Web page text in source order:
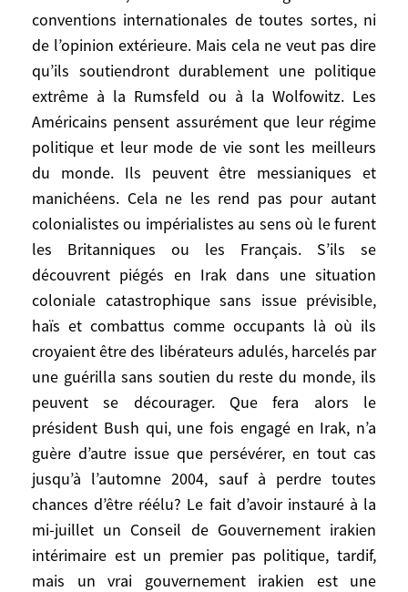
conventions internationales de toutes sortes, ni
de l’opinion extérieure. Mais cela ne veut pas dire
qu’ils soutiendront durablement une politique
extrême à la Rumsfeld ou à la Wolfowitz. Les
Américains pensent assurément que leur régime
politique et leur mode de vie sont les meilleurs
du monde. Ils peuvent être messianiques et
manichéens. Cela ne les rend pas pour autant
colonialistes ou impérialistes au sens où le furent
les Britanniques ou les Français. S’ils se
découvrent piégés en Irak dans une situation
coloniale catastrophique sans issue prévisible,
haïs et combattus comme occupants là où ils
croyaient être des libérateurs adulés, harcelés par
une guérilla sans soutien du reste du monde, ils
peuvent se décourager. Que fera alors le
président Bush qui, une fois engagé en Irak, n’a
guère d’autre issue que persévérer, en tout cas
jusqu’à l’automne 2004, sauf à perdre toutes
chances d’être réélu? Le fait d’avoir instauré à la
mi-juillet un Conseil de Gouvernement irakien
intérimaire est un premier pas politique, tardif,
mais un vrai gouvernement irakien est une
Cette interrogation n’est pas seulement la
nôtre. Elle est d’abord celle de certains
Américains qui se demandent, cinquante
ans après que Raymond Aron eut parlé de
«République impériale», quoi faire de leur
«hyperpuissance» désormais avouée.
Pourront-ils vraiment s’en tenir à une ligne
aussi dominatrice, sans concession
aucune, cantonner l’ONU dans un rôle
marginal, affirmer leur droit à la guerre
préventive, vouer aux gémonies la
philosophie multilatéraliste, combattre
l’émergence de tout autre pôle, fût-il allié?
Certes, les Américains donnent carte
blanche à leur président pour garantir ou
rétablir tous azimuts leur sécurité, sans
souci des règles ou des conventions
internationales de toutes sortes, ni de
l’opinion extérieure. Mais cela ne veut pas
dire qu’ils soutiendront durablement une
politique extrême à la Rumsfeld ou à la
Wolfowitz. Les Américains pensent
assurément que leur régime politique et
leur mode de vie sont les meilleurs du
monde. Ils peuvent être messianiques et